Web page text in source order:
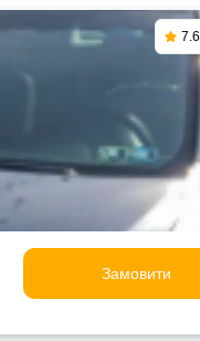
7.6
Замовити